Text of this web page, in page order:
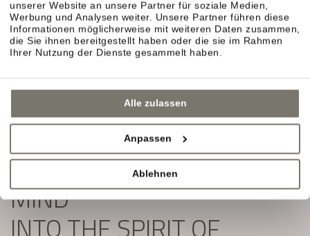
unserer Website an unsere Partner für soziale Medien,
Werbung und Analysen weiter. Unsere Partner führen diese
Informationen möglicherweise mit weiteren Daten zusammen,
die Sie ihnen bereitgestellt haben oder die sie im Rahmen
Ihrer Nutzung der Dienste gesammelt haben.
Alle zulassen
Anpassen
Ablehnen
SLIP YOUR BODY AND
MIND
INTO THE SPIRIT OF